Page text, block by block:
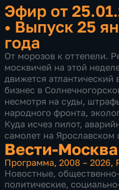
Эфир от
• Выпуск 25
года
От морозов к оттепели.
москвичей на этой
движется атлантический
бизнес в
несмотря на суды,
народного фронта,
Куда исчез пилот,
самолет на Ярославском
Вести-Москва
Программа,2008 – 2026,
Новостные, общественно-
политические,